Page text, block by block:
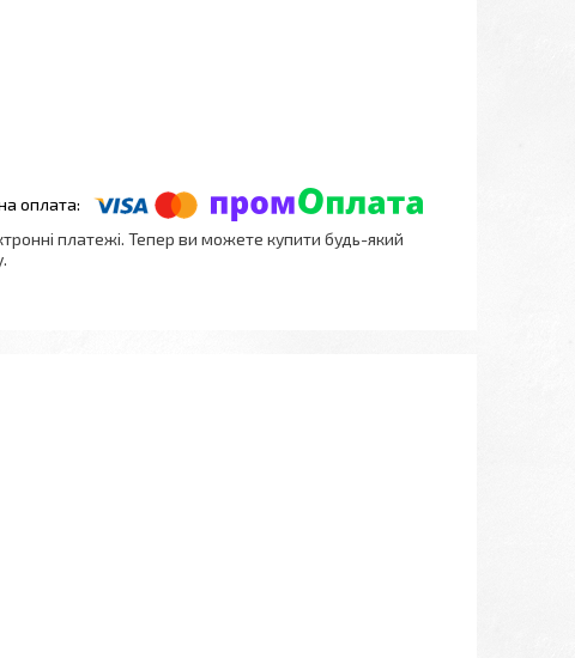
платежі. Тепер ви можете купити будь-який